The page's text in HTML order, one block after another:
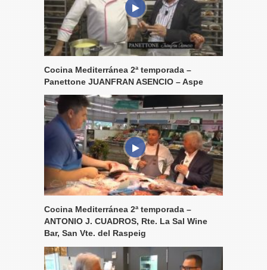
Cocina Mediterránea 2ª temporada –
Panettone JUANFRAN ASENCIO – Aspe
Cocina Mediterránea 2ª temporada –
ANTONIO J. CUADROS, Rte. La Sal Wine
Bar, San Vte. del Raspeig